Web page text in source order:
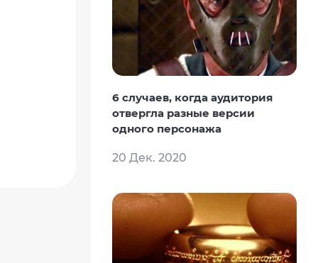
6 случаев, когда аудитория
отвергла разные версии
одного персонажа
20 Дек. 2020